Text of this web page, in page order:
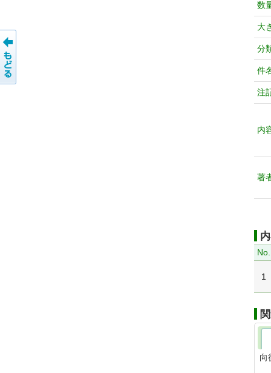
数
大
分
件
注
内
著
No.
1
向